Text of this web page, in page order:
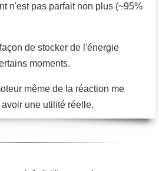
n'est pas parfait non plus (~95%
de stocker de l'énergie
moments.
même de la réaction me
une utilité réelle.